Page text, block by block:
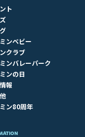
ト
ンベビー
クラブ
ンバレーパーク
ンの日
報
ン80周年